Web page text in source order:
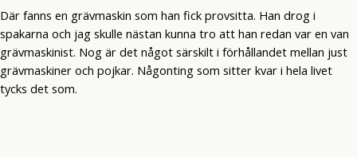
Där fanns en grävmaskin som han fick provsitta. Han drog i
spakarna och jag skulle nästan kunna tro att han redan var en van
grävmaskinist. Nog är det något särskilt i förhållandet mellan just
grävmaskiner och pojkar. Någonting som sitter kvar i hela livet
tycks det som.